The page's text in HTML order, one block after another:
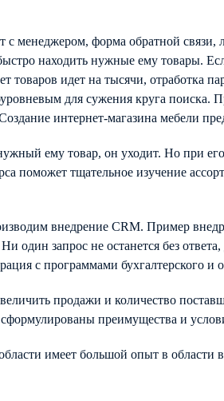
менеджером, форма обратной
находить нужные ему товары.
товаров идет на тысячи, отработка
для сужения круга поиска.
интернет-магазина мебели
ему товар, он уходит. Но при
поможет тщательное изучение
внедрение CRM. Пример
один запрос не останется без
с программами бухгалтерского
продажи и количество
преимущества и
имеет большой опыт в области